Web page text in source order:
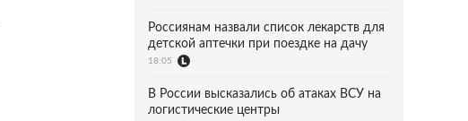
Россиянам назвали список лекарств для
детской аптечки при поездке на дачу
18:05
В России высказались об атаках ВСУ на
логистические центры